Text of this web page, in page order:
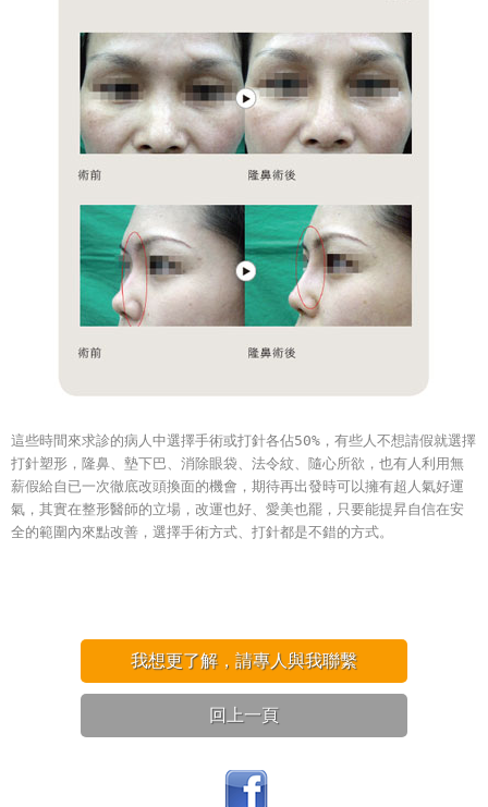
這些時間來求診的病人中選擇手術或打針各佔50%，有些人不想請假就選擇
打針塑形，隆鼻、墊下巴、消除眼袋、法令紋、隨心所欲，也有人利用無
薪假給自已一次徹底改頭換面的機會，期待再出發時可以擁有超人氣好運
氣，其實在整形醫師的立場，改運也好、愛美也罷，只要能提昇自信在安
全的範圍內來點改善，選擇手術方式、打針都是不錯的方式。
我想更了解，請專人與我聯繫
回上一頁